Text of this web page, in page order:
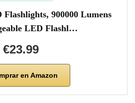
900000 Lumens
LED Flashl…
€23.99
en Amazon